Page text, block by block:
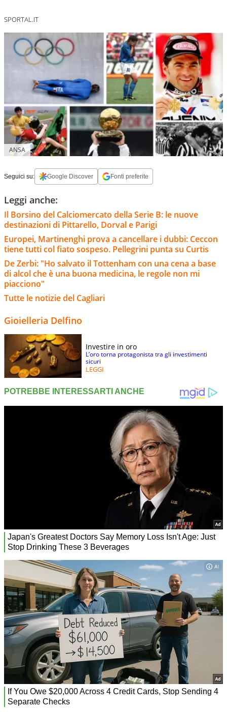
SPORTAL.IT
ANSA
Seguici su: Google Discover Fonti preferite
Leggi anche:
Il Borsino del Calciomercato della Serie B: le nuove
destinazioni di Pittarello, Dorval e Parigi
Europei, Martinenghi prova a cancellare i dubbi: Ceccon
tiene tutti col fiato sospeso. Pellegrini punta su Curtis
De Zerbi: "Ho salvato il Tottenham con una cena a base
di alcol che è una buona medicina, le regole non mi
piacciono"
Tutte le notizie del Cagliari
Gioielleria Delfino
Investire in oro
L’oro torna protagonista tra gli investimenti
sicuri
LEGGI